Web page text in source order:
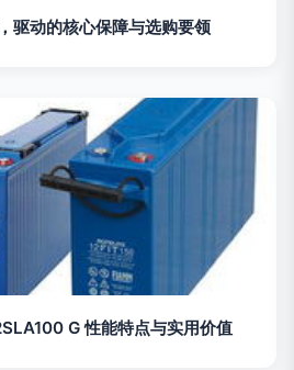
驱动的核心保障与选购要领
G 性能特点与实用价值